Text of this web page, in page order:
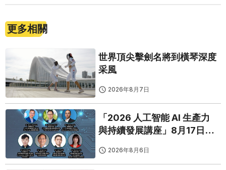
更多相關
世界頂尖擊劍名將到橫琴深度
采風
2026年8月7日
「2026 人工智能 AI 生產力
與持續發展講座」8月17日免
2026年8月6日